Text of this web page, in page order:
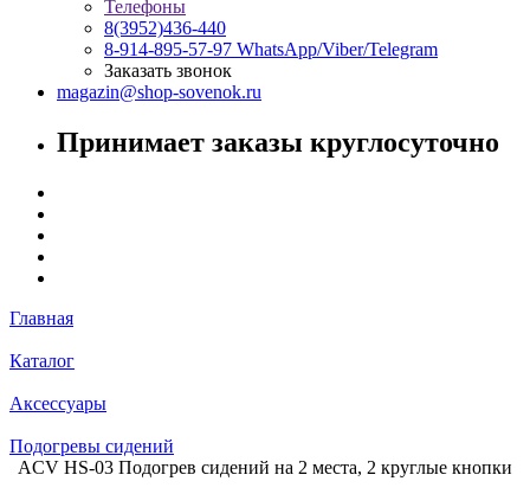
Телефоны
8(3952)436-440
8-914-895-57-97 WhatsApp/Viber/Telegram
Заказать звонок
magazin@shop-sovenok.ru
Принимает заказы круглосуточно
Главная
Каталог
Аксессуары
Подогревы сидений
ACV HS-03 Подогрев сидений на 2 места, 2 круглые кнопки